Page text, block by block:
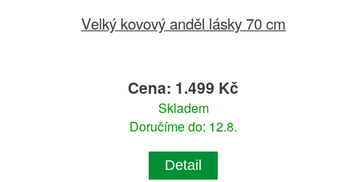
Velký kovový anděl lásky 70 cm
Cena: 1.499 Kč
Skladem
Doručíme do: 12.8.
Detail